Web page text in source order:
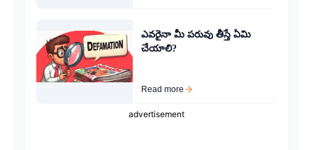
ఎవరైనా మీ పరువు తీస్తే ఏమి
చేయాలి?
Read more
advertisement